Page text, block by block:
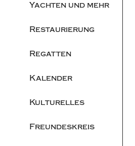
Yachten und mehr
Restaurierung
Regatten
Kalender
Kulturelles
Freundeskreis